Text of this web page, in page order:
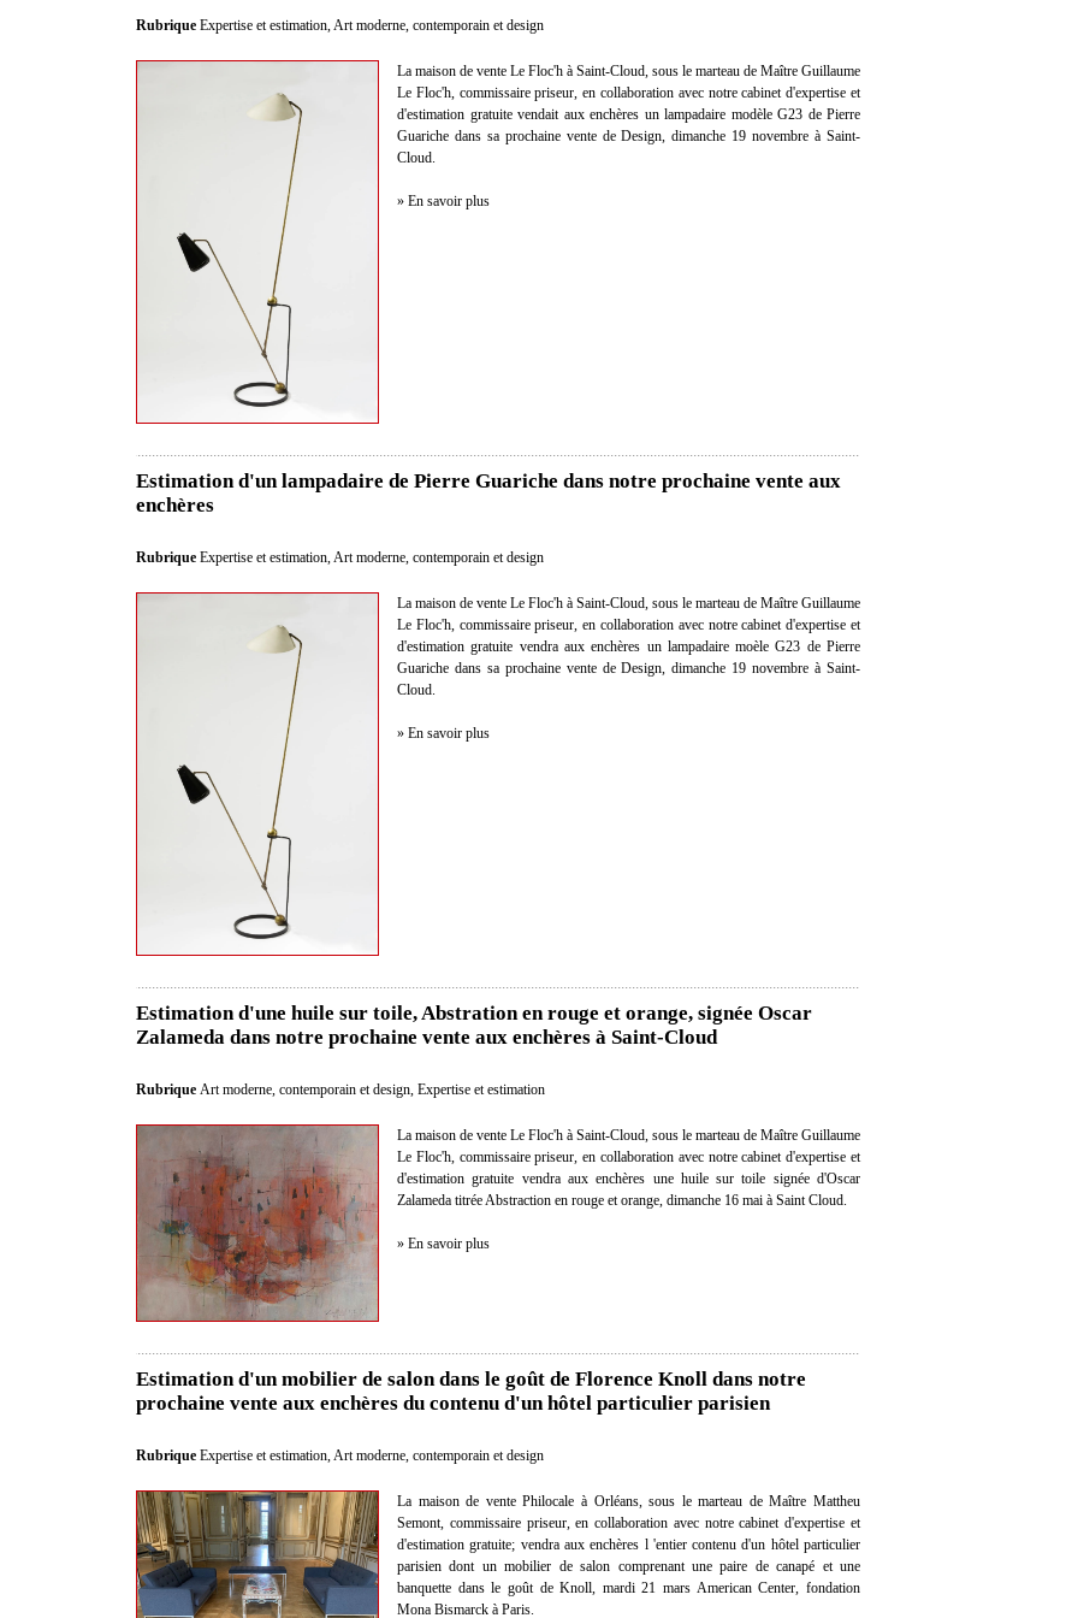
Rubrique Expertise et estimation,Art moderne, contemporain et design
La maison de vente Le Floc'h à Saint-Cloud, sous le marteau de Maître Guillaume
Le Floc'h, commissaire priseur, en collaboration avec notre cabinet d'expertise et
d'estimation gratuite vendait aux enchères un lampadaire modèle G23 de Pierre
Guariche dans sa prochaine vente de Design, dimanche 19 novembre à Saint-
Cloud.
» En savoir plus
Estimation d'un lampadaire de Pierre Guariche dans notre prochaine vente aux
enchères
Rubrique Expertise et estimation Art moderne, contemporain et design
La maison de vente Le Floc'h à Saint-Cloud, sous le marteau de Maître Guillaume
Le Floc'h, commissaire priseur, en collaboration avec notre cabinet d'expertise et
d'estimation gratuite vendra aux enchères un lampadaire moèle G23 de Pierre
Guariche dans sa prochaine vente de Design, dimanche 19 novembre à Saint-
Cloud.
» En savoir plus
Estimation d'une huile sur toile, Abstration en rouge et orange, signée Oscar
Zalameda dans notre prochaine vente aux enchères à Saint-Cloud
Rubrique Art moderne, contemporain et design Expertise et estimation
La maison de vente Le Floc'h à Saint-Cloud, sous le marteau de Maître Guillaume
Le Floc'h, commissaire priseur, en collaboration avec notre cabinet d'expertise et
d'estimation gratuite vendra aux enchères une huile sur toile signée d'Oscar
Zalameda titrée Abstraction en rouge et orange, dimanche 16 mai à Saint Cloud.
» En savoir plus
Estimation d'un mobilier de salon dans le goût de Florence Knoll dans notre
prochaine vente aux enchères du contenu d'un hôtel particulier parisien
Rubrique Expertise et estimation,Art moderne, contemporain et design
La maison de vente Philocale à Orléans, sous le marteau de Maître Mattheu
Semont, commissaire priseur, en collaboration avec notre cabinet d'expertise et
d'estimation gratuite; vendra aux enchères l 'entier contenu d'un hôtel particulier
parisien dont un mobilier de salon comprenant une paire de canapé et une
banquette dans le goût de Knoll, mardi 21 mars American Center, fondation
Mona Bismarck à Paris.